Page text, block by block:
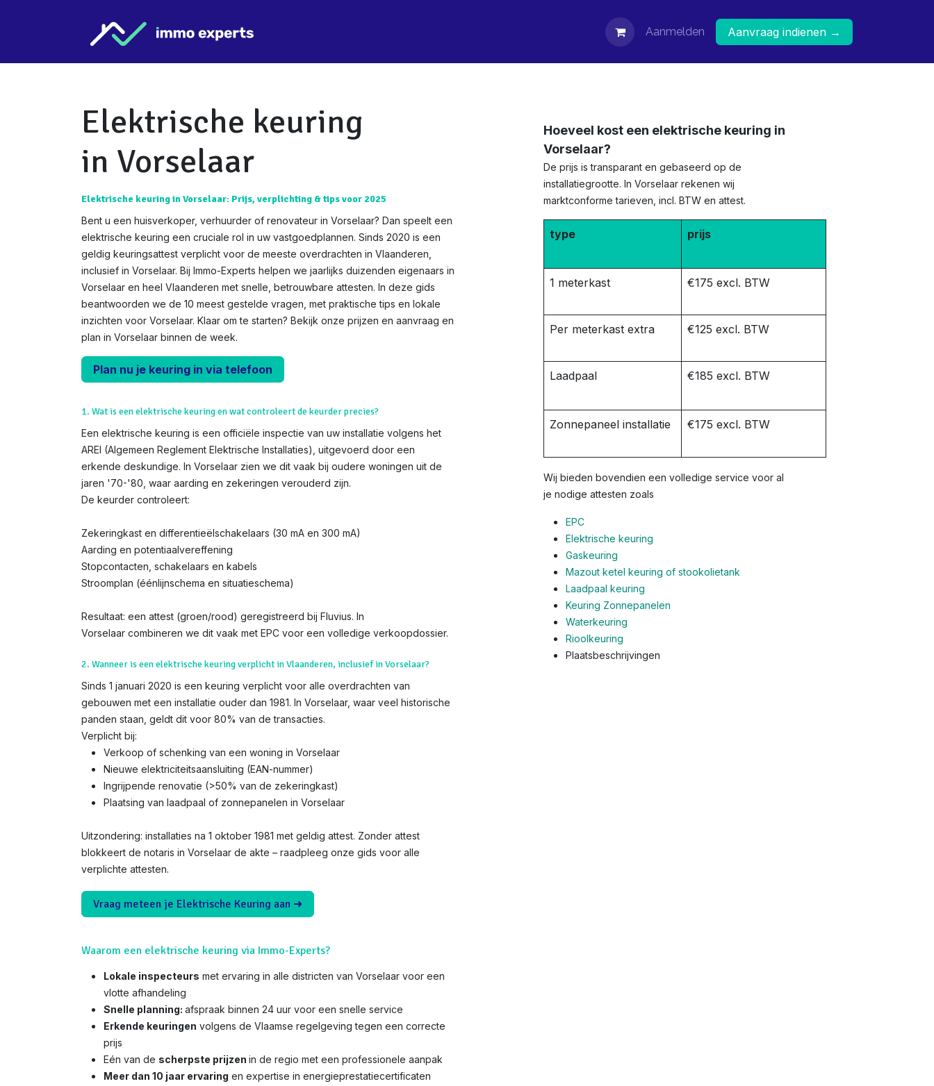
Contact Aanmelden Aanvraag indienen →
Elektrische keuring
in Vorselaar
Elektrische keuring in Vorselaar: Prijs, verplichting & tips voor 2025
Bent u een huisverkoper, verhuurder of renovateur in Vorselaar? Dan speelt een
elektrische keuring een cruciale rol in uw vastgoedplannen. Sinds 2020 is een
geldig keuringsattest verplicht voor de meeste overdrachten in Vlaanderen,
inclusief in Vorselaar. Bij Immo-Experts helpen we jaarlijks duizenden eigenaars in
Vorselaar en heel Vlaanderen met snelle, betrouwbare attesten. In deze gids
beantwoorden we de 10 meest gestelde vragen, met praktische tips en lokale
inzichten voor Vorselaar. Klaar om te starten? Bekijk onze prijzen en aanvraag en
plan in Vorselaar binnen de week.
Plan nu je keuring in via telefoon
1. Wat is een elektrische keuring en wat controleert de keurder precies?
Een elektrische keuring is een officiële inspectie van uw installatie volgens het
AREI (Algemeen Reglement Elektrische Installaties), uitgevoerd door een
erkende deskundige. In Vorselaar zien we dit vaak bij oudere woningen uit de
jaren '70-'80, waar aarding en zekeringen verouderd zijn.
De keurder controleert:
Zekeringkast en differentieëlschakelaars (30 mA en 300 mA)
Aarding en potentiaalvereffening
Stopcontacten, schakelaars en kabels
Stroomplan (éénlijnschema en situatieschema)
Resultaat: een attest (groen/rood) geregistreerd bij Fluvius. In
Vorselaar combineren we dit vaak met EPC voor een volledige verkoopdossier.
2. Wanneer is een elektrische keuring verplicht in Vlaanderen, inclusief in Vorselaar?
Sinds 1 januari 2020 is een keuring verplicht voor alle overdrachten van
gebouwen met een installatie ouder dan 1981. In Vorselaar, waar veel historische
panden staan, geldt dit voor 80% van de transacties.
Verplicht bij:
Verkoop of schenking van een woning in Vorselaar
Nieuwe elektriciteitsaansluiting (EAN-nummer)
Ingrijpende renovatie (>50% van de zekeringkast)
Plaatsing van laadpaal of zonnepanelen in Vorselaar
Uitzondering: installaties na 1 oktober 1981 met geldig attest. Zonder attest
blokkeert de notaris in Vorselaar de akte – raadpleeg onze gids voor alle
verplichte attesten.
Vraag meteen je Elektrische Keuring aan ➜
Waarom een elektrische keuring via Immo-Experts?
Lokale inspecteurs met ervaring in alle districten van Vorselaar voor een
vlotte afhandeling
Snelle planning: afspraak binnen 24 uur voor een snelle service
Erkende keuringen volgens de Vlaamse regelgeving tegen een correcte
prijs
Eén van de scherpste prijzen in de regio met een professionele aanpak
Meer dan 10 jaar ervaring en expertise in energieprestatiecertificaten
Hoeveel kost een elektrische keuring in
Vorselaar?
De prijs is transparant en gebaseerd op de
installatiegrootte. In Vorselaar rekenen wij
marktconforme tarieven, incl. BTW en attest.
type prijs
1 meterkast €175 excl. BTW
Per meterkast extra €125 excl. BTW
Laadpaal €185 excl. BTW
Zonnepaneel installatie €175 excl. BTW
Wij bieden bovendien een volledige service voor al
je nodige attesten zoals
EPC
Elektrische keuring
Gaskeuring
Mazout ketel keuring of stookolietank
Laadpaal keuring
Keuring Zonnepanelen
Waterkeuring
Rioolkeuring
Plaatsbeschrijvingen